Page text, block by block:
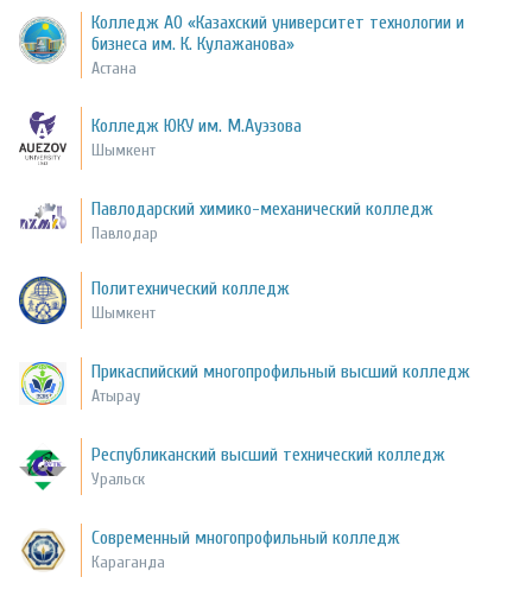
Колледж АО «Казахский университет технологии и
бизнеса им. К. Кулажанова»
Астана
Колледж ЮКУ им. М.Ауэзова
Шымкент
Павлодарский химико-механический колледж
Павлодар
Политехнический колледж
Шымкент
Прикаспийский многопрофильный высший колледж
Атырау
Республиканский высший технический колледж
Уральск
Современный многопрофильный колледж
Караганда